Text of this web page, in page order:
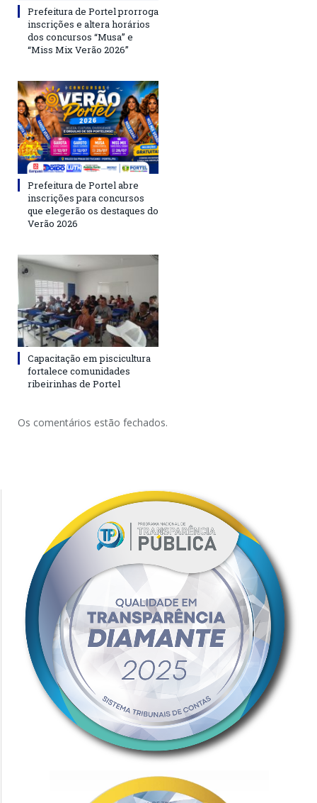
Prefeitura de Portel prorroga
inscrições e altera horários
dos concursos “Musa” e
“Miss Mix Verão 2026”
Prefeitura de Portel abre
inscrições para concursos
que elegerão os destaques do
Verão 2026
Capacitação em piscicultura
fortalece comunidades
ribeirinhas de Portel
Os comentários estão fechados.